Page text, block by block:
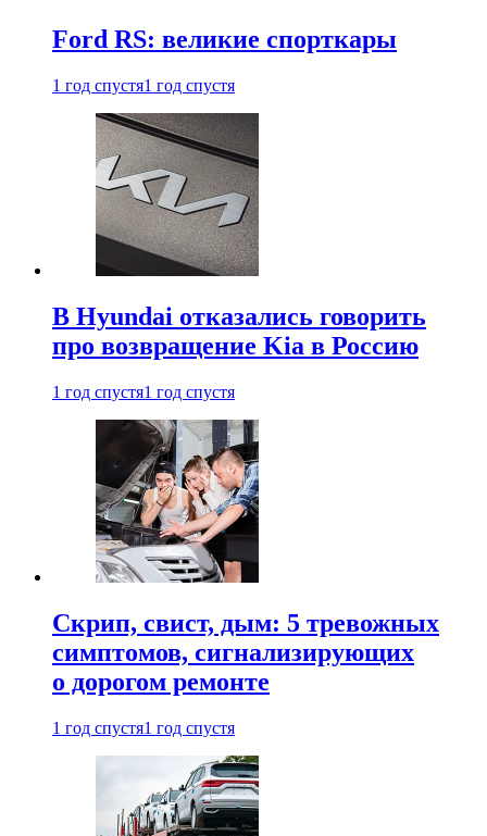
Ford RS: великие спорткары
1 год спустя1 год спустя
В Hyundai отказались говорить
про возвращение Kia в Россию
1 год спустя1 год спустя
Скрип, свист, дым: 5 тревожных
симптомов, сигнализирующих
о дорогом ремонте
1 год спустя1 год спустя